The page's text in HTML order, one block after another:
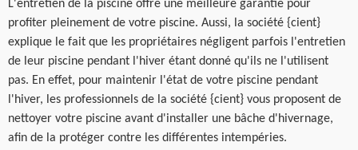
L'entretien de la piscine offre une meilleure garantie pour
profiter pleinement de votre piscine. Aussi, la société {cient}
explique le fait que les propriétaires négligent parfois l'entretien
de leur piscine pendant l'hiver étant donné qu'ils ne l'utilisent
pas. En effet, pour maintenir l'état de votre piscine pendant
l'hiver, les professionnels de la société {cient} vous proposent de
nettoyer votre piscine avant d'installer une bâche d'hivernage,
afin de la protéger contre les différentes intempéries.